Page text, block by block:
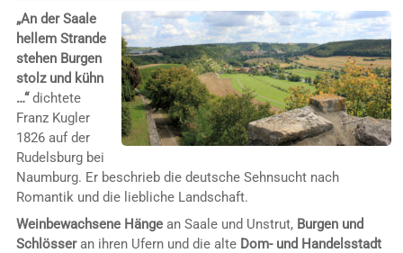
„An der Saale
hellem Strande
stehen Burgen
stolz und kühn
…“dichtete
Franz Kugler
1826 auf der
Rudelsburg bei
Naumburg. Er beschrieb die deutsche Sehnsucht nach
Romantik und die liebliche Landschaft.
Weinbewachsene Hängean Saale und Unstrut, Burgen und
Schlösseran ihren Ufern und die alte Dom- und Handelsstadt